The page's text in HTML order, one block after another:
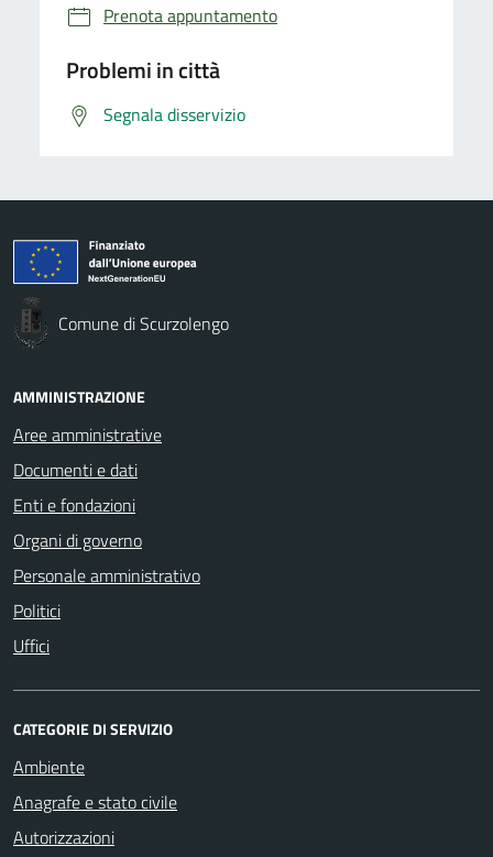
Prenota appuntamento
Problemi in città
Segnala disservizio
Comune di Scurzolengo
AMMINISTRAZIONE
Aree amministrative
Documenti e dati
Enti e fondazioni
Organi di governo
Personale amministrativo
Politici
Uffici
CATEGORIE DI SERVIZIO
Ambiente
Anagrafe e stato civile
Autorizzazioni